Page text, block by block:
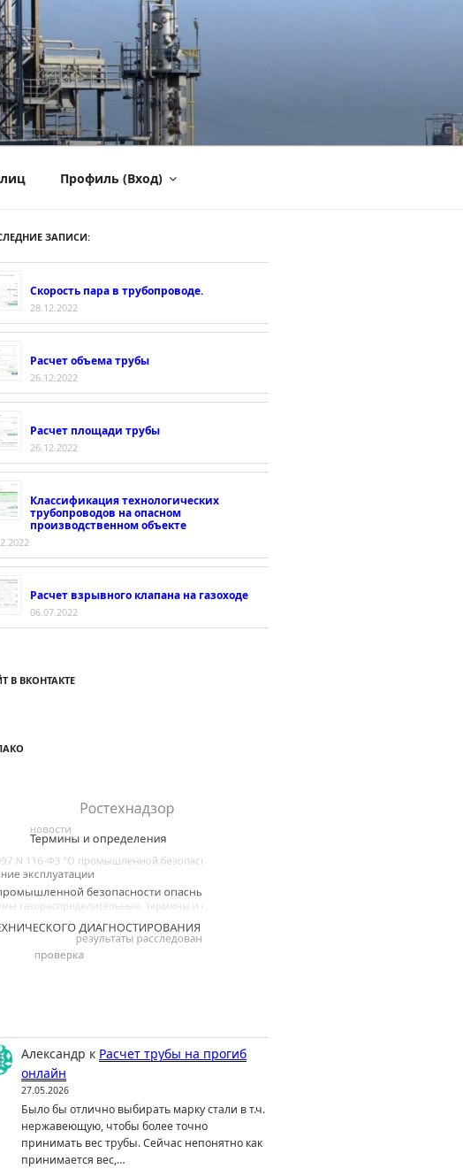
Профиль (Вход)
ЗАПИСИ:
Скорость пара в трубопроводе.
28.12.2022
Расчет объема трубы
26.12.2022
Расчет площади трубы
26.12.2022
Классификация технологических
трубопроводов на опасном
производственном объекте
Расчет взрывного клапана на газоходе
06.07.2022
В ВКОНТАКТЕ
Александр к Расчет трубы на прогиб
онлайн
27.05.2026
Было бы отлично выбирать марку стали в т.ч.
нержавеющую, чтобы более точно
принимать вес трубы. Сейчас непонятно как
принимается вес,…